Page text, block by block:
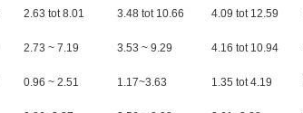
2.63 tot 8.01 3.48 tot 10.66 4.09 tot 12.59
2.73 ~ 7.19 3.53 ~ 9.29 4.16 tot 10.94
0.96 ~ 2.51 1.17~3.63 1.35 tot 4.19